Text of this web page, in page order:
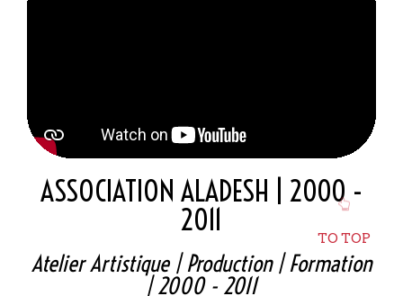
ASSOCIATION ALADESH | 2000 -
2011
Atelier Artistique | Production | Formation
| 2000 - 2011
TO TOP